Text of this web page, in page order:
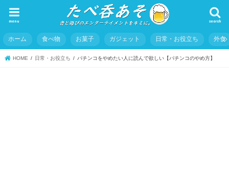
search
menu
ホーム 食べ物 お菓子 ガジェット 日常・お役立ち 外食
HOME 日常・お役立ち パチンコをやめたい人に読んで欲しい【パチンコのやめ方】